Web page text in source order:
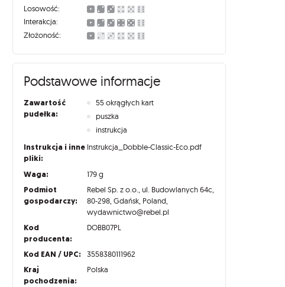
Losowość:
Interakcja:
Złożoność:
Podstawowe informacje
Zawartość
pudełka:
55 okrągłych kart
puszka
instrukcja
Instrukcja i inne
pliki:
Instrukcja_Dobble-Classic-Eco.pdf
Waga: 179 g
Podmiot
gospodarczy:
Rebel Sp. z o.o., ul. Budowlanych 64c,
80-298, Gdańsk, Poland,
wydawnictwo@rebel.pl
Kod
producenta:
DOBB07PL
Kod EAN / UPC: 3558380111962
Kraj
pochodzenia:
Polska